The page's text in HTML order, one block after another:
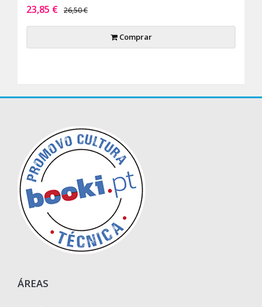
23,85 € 26,50 €
Comprar
ÁREAS